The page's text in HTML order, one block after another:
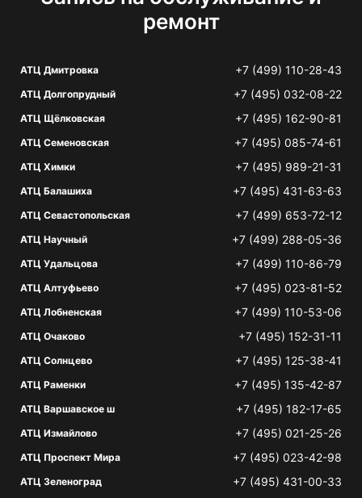
ремонт
АТЦ Дмитровка +7 (499) 110-28-43
АТЦ Долгопрудный +7 (495) 032-08-22
АТЦ Щёлковская +7 (495) 162-90-81
АТЦ Семеновская +7 (495) 085-74-61
АТЦ Химки +7 (495) 989-21-31
АТЦ Балашиха +7 (495) 431-63-63
АТЦ Севастопольская +7 (499) 653-72-12
АТЦ Научный +7 (499) 288-05-36
АТЦ Удальцова +7 (499) 110-86-79
АТЦ Алтуфьево +7 (495) 023-81-52
АТЦ Лобненская +7 (499) 110-53-06
АТЦ Очаково +7 (495) 152-31-11
АТЦ Солнцево +7 (495) 125-38-41
АТЦ Раменки +7 (495) 135-42-87
АТЦ Варшавское ш +7 (495) 182-17-65
АТЦ Измайлово +7 (495) 021-25-26
АТЦ Проспект Мира +7 (495) 023-42-98
АТЦ Зеленоград +7 (495) 431-00-33